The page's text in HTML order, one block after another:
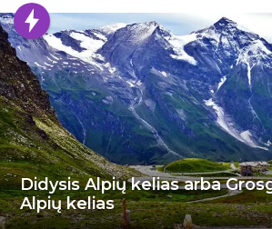
Didysis Alpių kelias arba
Alpių kelias